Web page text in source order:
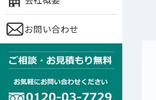
お問い合わせ